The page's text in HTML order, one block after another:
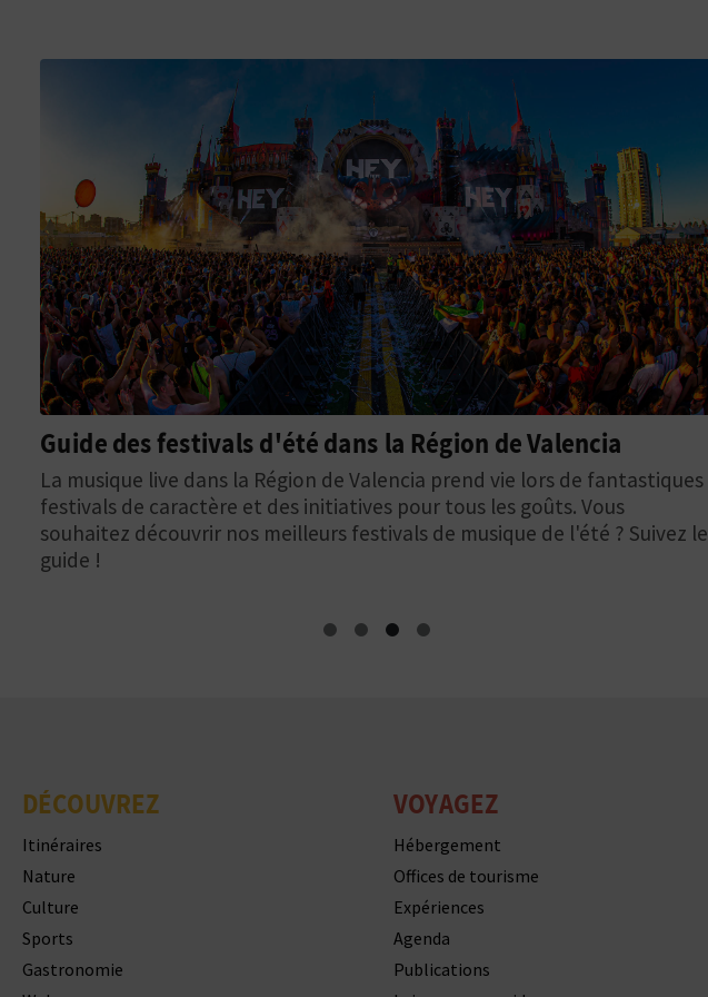
Guide des festivals d'été dans la Région de Valencia
La musique live dans la Région de Valencia prend vie lors de fantastiques
festivals de caractère et des initiatives pour tous les goûts. Vous
souhaitez découvrir nos meilleurs festivals de musique de l'été ? Suivez le
guide !
DÉCOUVREZ
Itinéraires
Nature
Culture
Sports
Gastronomie
VOYAGEZ
Hébergement
Offices de tourisme
Expériences
Agenda
Publications